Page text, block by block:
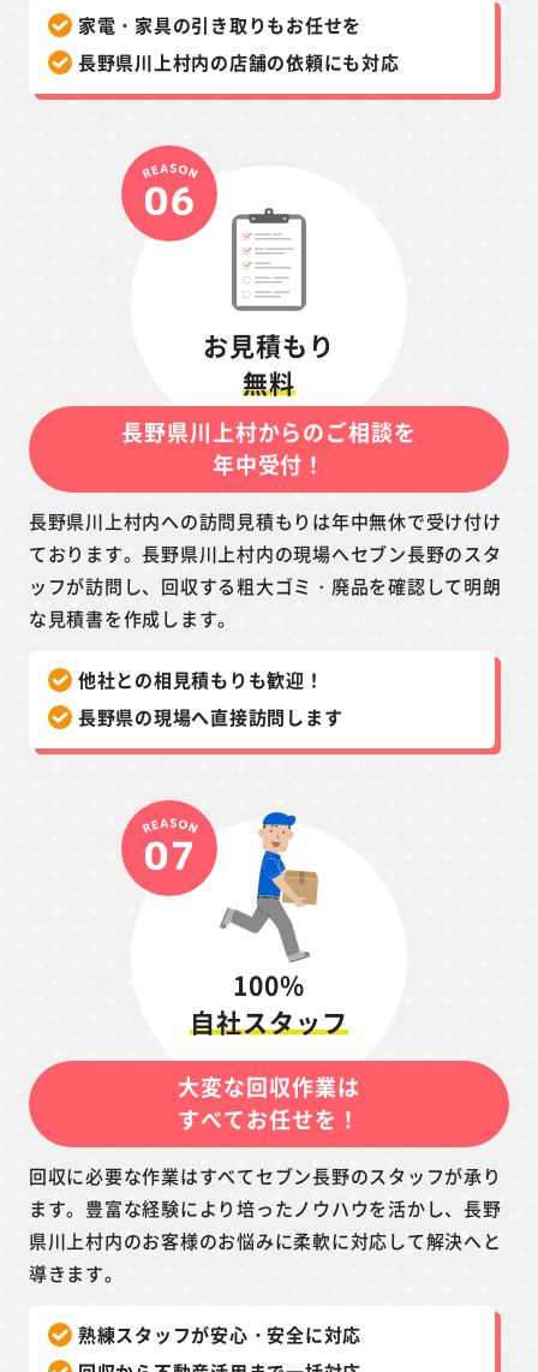
家電・家具の引き取りもお任せを
長野県川上村内の店舗の依頼にも対応
お見積もり
無料
長野県川上村からのご相談を
年中受付！
長野県川上村内への訪問見積もりは年中無休で受け付け
ております。長野県川上村内の現場へセブン長野のスタ
ッフが訪問し、回収する粗大ゴミ・廃品を確認して明朗
な見積書を作成します。
他社との相見積もりも歓迎！
長野県の現場へ直接訪問します
100%
自社スタッフ
大変な回収作業は
すべてお任せを！
回収に必要な作業はすべてセブン長野のスタッフが承り
ます。豊富な経験により培ったノウハウを活かし、長野
県川上村内のお客様のお悩みに柔軟に対応して解決へと
導きます。
熟練スタッフが安心・安全に対応